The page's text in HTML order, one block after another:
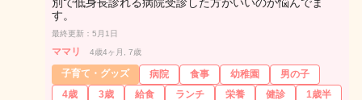
す。
最終更新：5月1日
ママリ 4歳4ヶ月, 7歳
子育て・グッズ 病院 食事 幼稚園
男の子
4歳
3歳 給食 ランチ 栄養 健診
1歳半